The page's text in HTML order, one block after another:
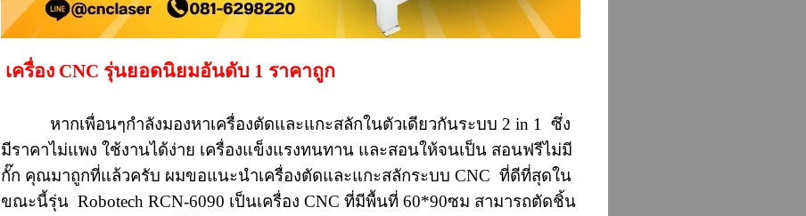
เครื่อง CNC รุ่นยอดนิยมอันดับ 1 ราคาถูก
หากเพื่อนๆกำลังมองหาเครื่องตัดและแกะสลักในตัวเดียวกันระบบ 2 in 1 ซึ่ง
มีราคาไม่แพง ใช้งานได้ง่าย เครื่องแข็งแรงทนทาน และสอนให้จนเป็น สอนฟรีไม่มี
กั๊ก คุณมาถูกที่แล้วครับ ผมขอแนะนำเครื่องตัดและแกะสลักระบบ CNC ที่ดีที่สุดใน
ขณะนี้รุ่น Robotech RCN-6090 เป็นเครื่อง CNC ที่มีพื้นที่ 60*90ซม สามารถตัดชิ้น